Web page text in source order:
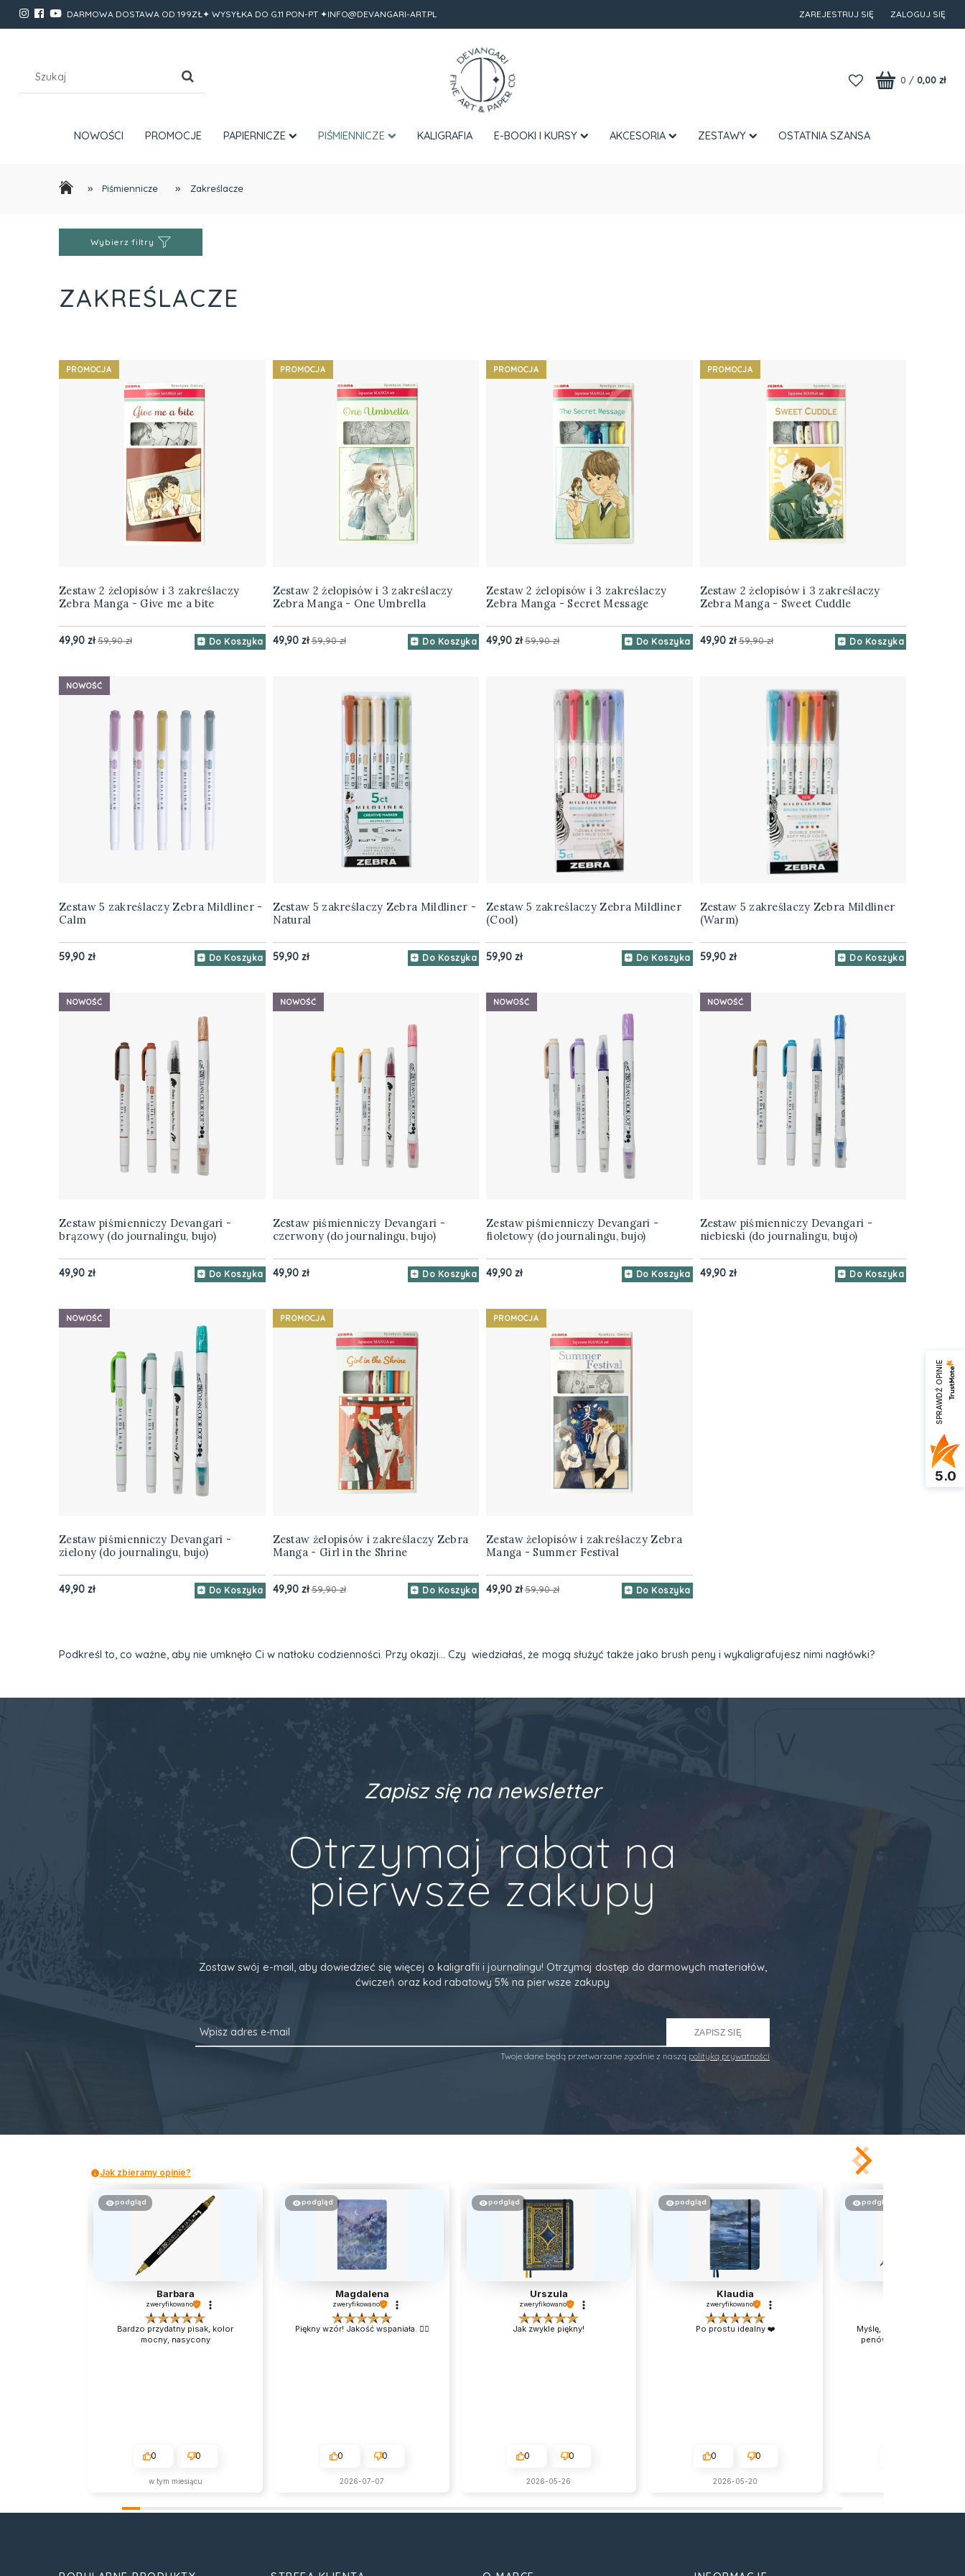
DARMOWA DOSTAWA OD 199ZŁ✦ WYSYŁKA DO G.11 PON-PT ✦INFO@DEVANGARI-ART.PL ZAREJESTRUJ SIĘ ZALOGUJ SIĘ
0 / 0,00 zł
NOWOŚCI PROMOCJE PAPIERNICZE PIŚMIENNICZE KALIGRAFIA E-BOOKI I KURSY AKCESORIA ZESTAWY OSTATNIA SZANSA
» Piśmiennicze » Zakreślacze
Wybierz filtry
ZAKREŚLACZE
Zestaw 2 żelopisów i 3 zakreślaczy
Zebra Manga - Give me a bite
49,90 zł 59,90 zł Do Koszyka
PROMOCJA
Zestaw 2 żelopisów i 3 zakreślaczy
Zebra Manga - One Umbrella
49,90 zł 59,90 zł Do Koszyka
PROMOCJA
Zestaw 2 żelopisów i 3 zakreślaczy
Zebra Manga - Secret Message
49,90 zł 59,90 zł Do Koszyka
PROMOCJA
Zestaw 2 żelopisów i 3 zakreślaczy
Zebra Manga - Sweet Cuddle
49,90 zł 59,90 zł Do Koszyka
PROMOCJA
Zestaw 5 zakreślaczy Zebra Mildliner -
Calm
59,90 zł Do Koszyka
NOWOŚĆ
Zestaw 5 zakreślaczy Zebra Mildliner -
Natural
59,90 zł Do Koszyka
Zestaw 5 zakreślaczy Zebra Mildliner
(Cool)
59,90 zł Do Koszyka
Zestaw 5 zakreślaczy Zebra Mildliner
(Warm)
59,90 zł Do Koszyka
Zestaw piśmienniczy Devangari -
brązowy (do journalingu, bujo)
49,90 zł Do Koszyka
NOWOŚĆ
Zestaw piśmienniczy Devangari -
czerwony (do journalingu, bujo)
49,90 zł Do Koszyka
NOWOŚĆ
Zestaw piśmienniczy Devangari -
fioletowy (do journalingu, bujo)
49,90 zł Do Koszyka
NOWOŚĆ
Zestaw piśmienniczy Devangari -
niebieski (do journalingu, bujo)
49,90 zł Do Koszyka
NOWOŚĆ
Zestaw piśmienniczy Devangari -
zielony (do journalingu, bujo)
49,90 zł Do Koszyka
NOWOŚĆ
Zestaw żelopisów i zakreślaczy Zebra
Manga - Girl in the Shrine
49,90 zł 59,90 zł Do Koszyka
PROMOCJA
Zestaw żelopisów i zakreślaczy Zebra
Manga - Summer Festival
49,90 zł 59,90 zł Do Koszyka
PROMOCJA
Podkreśl to, co ważne, aby nie umknęło Ci w natłoku codzienności. Przy okazji… Czy wiedziałaś, że mogą służyć także jako brush peny i wykaligrafujesz nimi nagłówki?
Zapisz się na newsletter
Otrzymaj rabat na
pierwsze zakupy
Zostaw swój e-mail, aby dowiedzieć się więcej o kaligrafii i journalingu! Otrzymaj dostęp do darmowych materiałów,
ćwiczeń oraz kod rabatowy 5% na pierwsze zakupy
ZAPISZ SIĘ
Twoje dane będą przetwarzane zgodnie z naszą polityką prywatności
Jak zbieramy opinie?
podgląd
Barbara
zweryfikowano
Bardzo przydatny pisak, kolor
mocny, nasycony
0 0
w tym miesiącu
podgląd
Magdalena
zweryfikowano
Piękny wzór! Jakość wspaniała. 👌🏻
0 0
2026-07-07
podgląd
Urszula
zweryfikowano
Jak zwykle piękny!
0 0
2026-05-26
podgląd
Klaudia
zweryfikowano
Po prostu idealny ❤️
0 0
2026-05-20
podgląd
Myślę, że to bardzo dobry
penów na początek
SPRAWDŹ OPINIE
5.0